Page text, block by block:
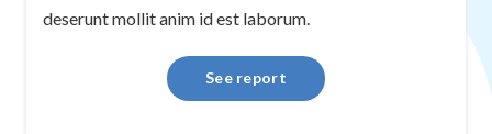
deserunt mollit anim id est laborum.
See report